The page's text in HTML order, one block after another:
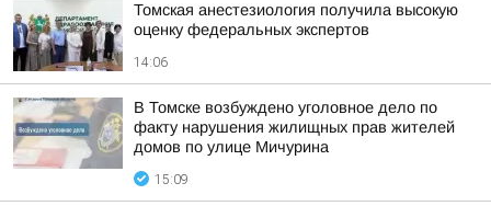
Томская анестезиология получила высокую
оценку федеральных экспертов
14:06
В Томске возбуждено уголовное дело по
факту нарушения жилищных прав жителей
домов по улице Мичурина
15:09